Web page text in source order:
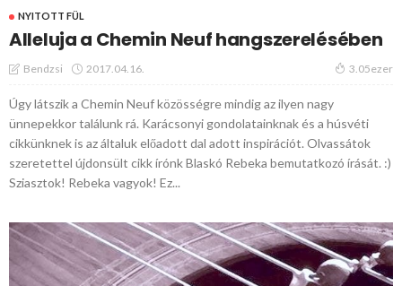
NYITOTT FÜL
Alleluja a Chemin Neuf hangszerelésében
Bendzsi 2017.04.16. 3.05ezer
Úgy látszik a Chemin Neuf közösségre mindig az ilyen nagy
ünnepekkor találunk rá. Karácsonyi gondolatainknak és a húsvéti
cikkünknek is az általuk előadott dal adott inspirációt. Olvassátok
szeretettel újdonsült cikk írónk Blaskó Rebeka bemutatkozó írását. :)
Sziasztok! Rebeka vagyok! Ez...